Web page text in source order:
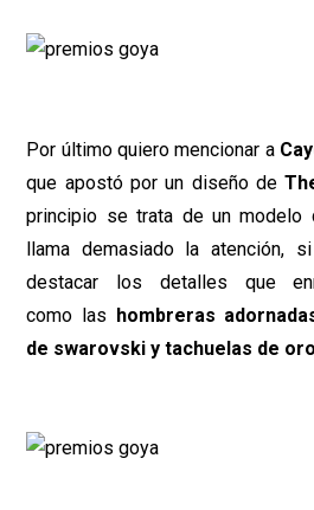
Por último quiero mencionar a
que apostó por un diseño de
principio se trata de un modelo
llama demasiado la atención,
destacar los detalles que
como las hombreras
de swarovski y tachuelas de